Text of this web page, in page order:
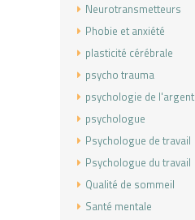
Neurotransmetteurs
Phobie et anxiété
plasticité cérébrale
psycho trauma
psychologie de l'argent
psychologue
Psychologue de travail
Psychologue du travail
Qualité de sommeil
Santé mentale